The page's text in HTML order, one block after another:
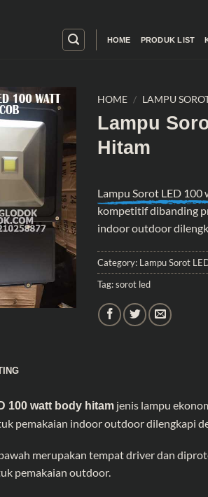
HOME PRODUK LIST
HOME / LAMPU
Lampu
Hitam
Lampu Sorot LED 100
kompetitif dibanding
indoor outdoor
Category: Lampu Sorot
Tag:sorot led
100 watt body hitamjenis lampu
pemakaian indoor outdoor dilengkapi
merupakan tempat driver dan
pemakaian outdoor.